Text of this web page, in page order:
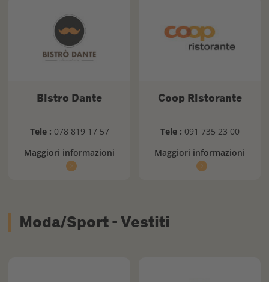
Bistro Dante
Tele : 078 819 17 57
Maggiori informazioni
Coop Ristorante
Tele : 091 735 23 00
Maggiori informazioni
Moda/Sport - Vestiti